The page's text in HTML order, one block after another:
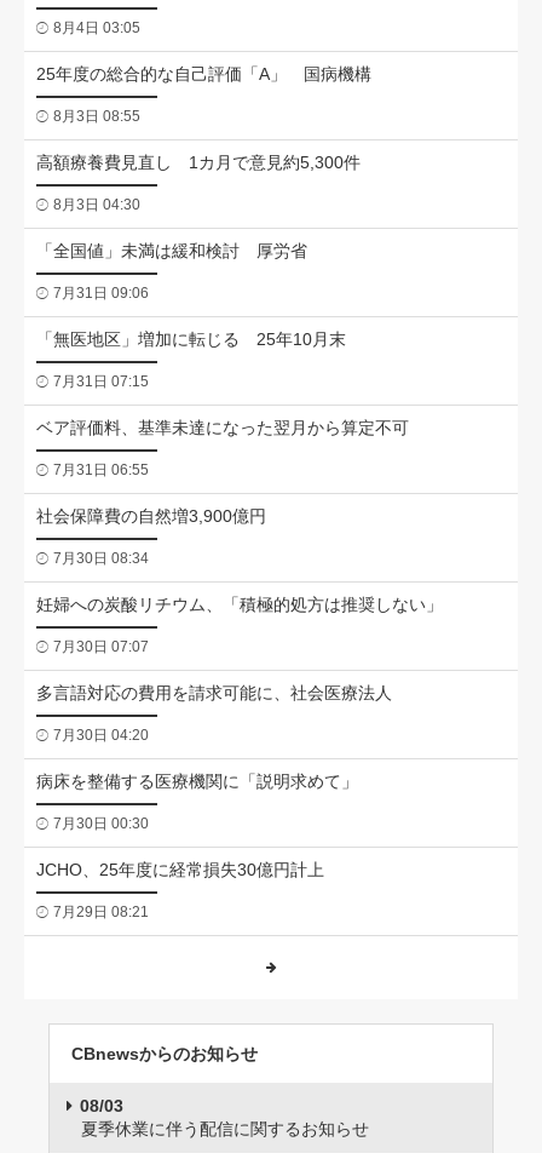
8月4日 03:05
25年度の総合的な自己評価「A」 国病機構
8月3日 08:55
高額療養費見直し 1カ月で意見約5,300件
8月3日 04:30
「全国値」未満は緩和検討 厚労省
7月31日 09:06
「無医地区」増加に転じる 25年10月末
7月31日 07:15
ベア評価料、基準未達になった翌月から算定不可
7月31日 06:55
社会保障費の自然増3,900億円
7月30日 08:34
妊婦への炭酸リチウム、「積極的処方は推奨しない」
7月30日 07:07
多言語対応の費用を請求可能に、社会医療法人
7月30日 04:20
病床を整備する医療機関に「説明求めて」
7月30日 00:30
JCHO、25年度に経常損失30億円計上
7月29日 08:21
CBnewsからのお知らせ
08/03
夏季休業に伴う配信に関するお知らせ